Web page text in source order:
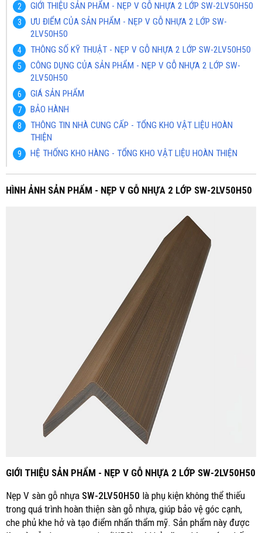
GIỚI THIỆU SẢN PHẨM - NẸP V GỖ NHỰA 2 LỚP SW-2LV50H50
ƯU ĐIỂM CỦA SẢN PHẨM - NẸP V GỖ NHỰA 2 LỚP SW-
2LV50H50
THÔNG SỐ KỸ THUẬT - NẸP V GỖ NHỰA 2 LỚP SW-2LV50H50
CÔNG DỤNG CỦA SẢN PHẨM - NẸP V GỖ NHỰA 2 LỚP SW-
2LV50H50
GIÁ SẢN PHẨM
BẢO HÀNH
THÔNG TIN NHÀ CUNG CẤP - TỔNG KHO VẬT LIỆU HOÀN
THIỆN
HỆ THỐNG KHO HÀNG - TỔNG KHO VẬT LIỆU HOÀN THIỆN
HÌNH ẢNH SẢN PHẨM - NẸP V GỖ NHỰA 2 LỚP SW-2LV50H50
GIỚI THIỆU SẢN PHẨM - NẸP V GỖ NHỰA 2 LỚP SW-2LV50H50
Nẹp V sàn gỗ nhựa SW-2LV50H50 là phụ kiện không thể thiếu
trong quá trình hoàn thiện sàn gỗ nhựa, giúp bảo vệ góc cạnh,
che phủ khe hở và tạo điểm nhấn thẩm mỹ. Sản phẩm này được